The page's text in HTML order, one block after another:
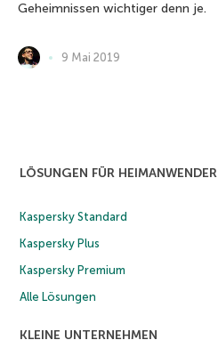
Geheimnissen wichtiger denn je.
9 Mai 2019
LÖSUNGEN FÜR HEIMANWENDER
Kaspersky Standard
Kaspersky Plus
Kaspersky Premium
Alle Lösungen
KLEINE UNTERNEHMEN